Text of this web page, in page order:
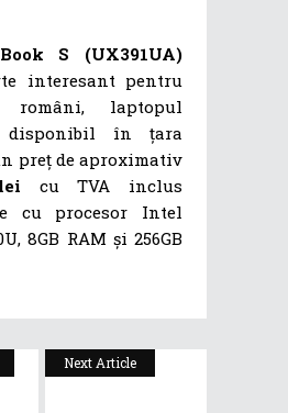
S (UX391UA)
interesant pentru
români, laptopul
disponibil în țara
preț de aproximativ
cu TVA inclus
cu procesor Intel
8GB RAM și 256GB
Next Article